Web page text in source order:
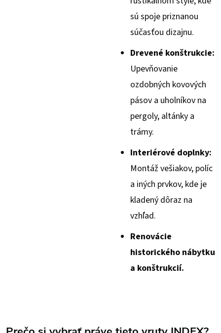
sú spoje priznanou
súčasťou dizajnu.
Drevené konštrukcie:
Upevňovanie
ozdobných kovových
pásov a uholníkov na
pergoly, altánky a
trámy.
Interiérové doplnky:
Montáž vešiakov, políc
a iných prvkov, kde je
kladený dôraz na
vzhľad.
Renovácie
historického nábytku
a konštrukcií.